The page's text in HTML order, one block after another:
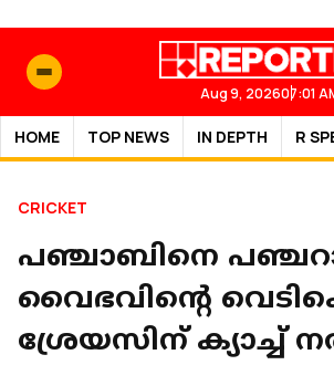
Aug 9, 202607:01
HOME TOP NEWS IN DEPTH R
CRICKET
പഞ്ചാബിനെ
വൈഭവിന്റെ
ശ്രേയസിന് ക്യാച്ച്